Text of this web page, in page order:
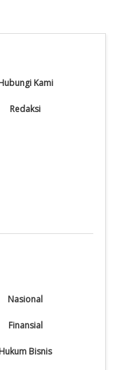
Kami
Redaksi
Nasional
Finansial
Hukum Bisnis